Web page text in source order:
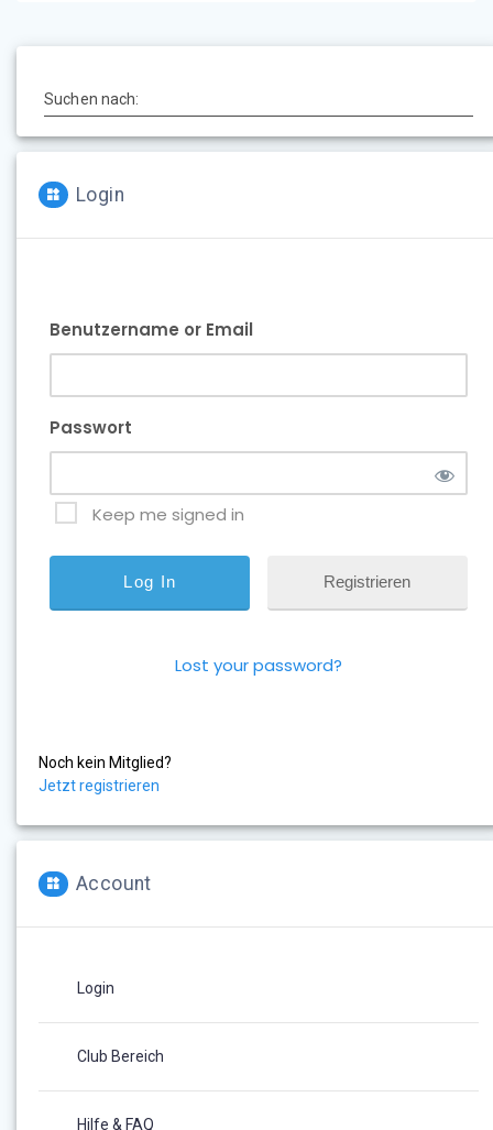
Suchen nach:
Login
Benutzername or Email
Passwort
Keep me signed in
Registrieren
Lost your password?
Noch kein Mitglied?
Jetzt registrieren
Account
Login
Club Bereich
Hilfe & FAQ